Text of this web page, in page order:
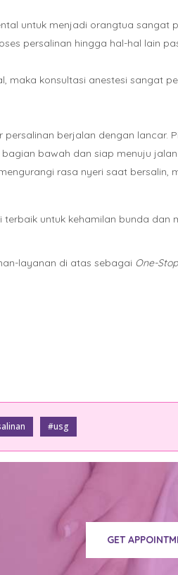
untuk menjadi orangtua sangat
persalinan hingga hal-hal lain
maka konsultasi anestesi sangat
berjalan dengan lancar.
bawah dan siap menuju
rasa nyeri saat bersalin,
untuk kehamilan bunda dan
layanan di atas sebagai One-
#usg
GET